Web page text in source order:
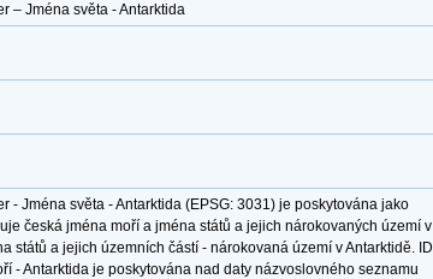
– Jména světa - Antarktida
- Jména světa - Antarktida (EPSG: 3031) je poskytována jako
česká jména moří a jména států a jejich nárokovaných území v
států a jejich územních částí - nárokovaná území v Antarktidě. ID
- Antarktida je poskytována nad daty názvoslovného seznamu